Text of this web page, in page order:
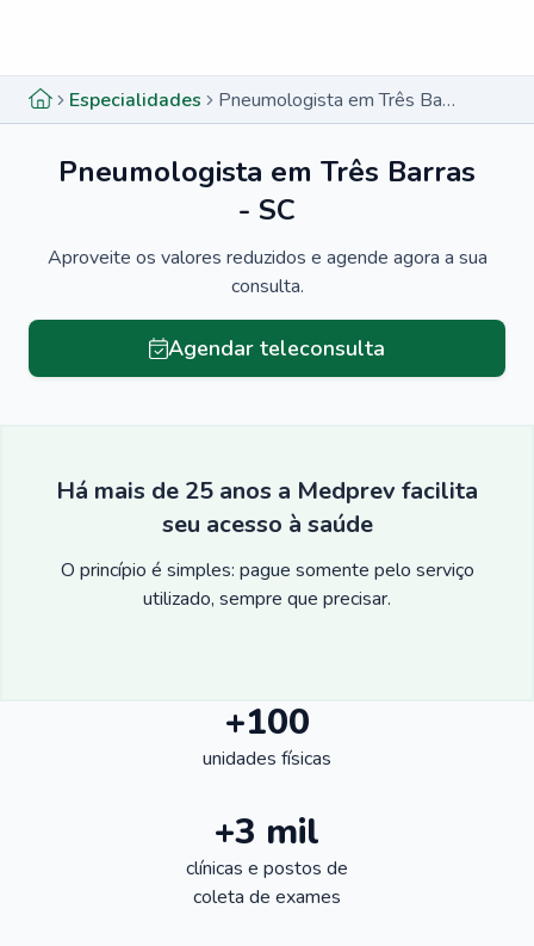
Especialidades Pneumologista em Três Barras - SC
Pneumologista em Três Barras
- SC
Aproveite os valores reduzidos e agende agora a sua
consulta.
Agendar teleconsulta
Há mais de 25 anos a Medprev facilita
seu acesso à saúde
O princípio é simples: pague somente pelo serviço
utilizado, sempre que precisar.
+100
unidades físicas
+3 mil
clínicas e postos de
coleta de exames